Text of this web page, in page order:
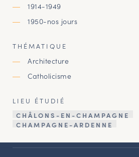
1914-1949
1950-nos jours
THÉMATIQUE
Architecture
Catholicisme
LIEU ÉTUDIÉ
CHÂLONS-EN-CHAMPAGNE
CHAMPAGNE-ARDENNE